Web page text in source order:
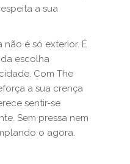
a sua
não é só exterior. É
escolha
Com The
a sua crença
sentir-se
Sem pressa nem
o agora.